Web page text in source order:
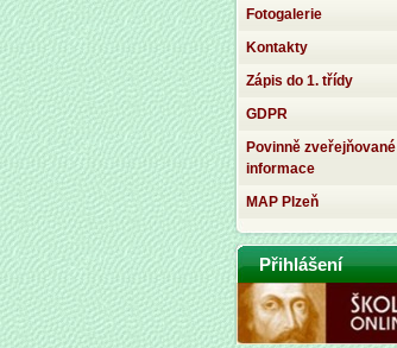
Fotogalerie
Kontakty
Zápis do 1. třídy
GDPR
Povinně zveřejňované
informace
MAP Plzeň
Přihlášení